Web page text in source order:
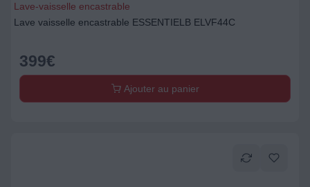
Lave-vaisselle encastrable
Lave vaisselle encastrable ESSENTIELB ELVF44C
399€
Ajouter au panier